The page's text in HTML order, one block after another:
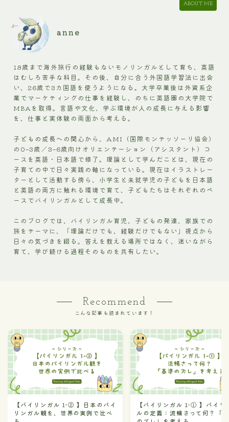
ABOUT ME
anne
18歳まで海外旅行の経験もないモノリンガルとして育ち、英語
はむしろ苦手な科目。その後、自分に合う外国語学習法に出会
い、26歳で3カ国語を使うようになる。大学卒業後は外資系企
業でマーケティングの仕事を経験し、のちに英語圏の大学院で
MBAを取得。言語や文化、学ぶ環境が人の成長に与える影響
を、仕事と実体験の両面から考える。
子どもの成長への関心から、AMI（国際モンテッソーリ協会）
の0–3歳／3–6歳向けオリエンテーション（アシスタント）コ
ースを英語・日本語で修了。理論として学んだことは、現在の
子育ての中で日々実践の軸になっている。現在はイラストレー
ターとして活動する傍ら、小学生と未就学児の子どもを日本語
と英語の両方に触れる環境で育て、子どもたちはそれぞれのペ
ースでバイリンガルとして成長中。
このブログでは、バイリンガル育児、子どもの発達、家族での
旅をテーマに、「理論だけでも、経験だけでもない」視点から
日々の気づきを綴る。答えを教える場所ではなく、迷いながら
育て、学び続ける過程そのものを共有したい。
Recommend
こんな記事も読まれています！
【バイリンガル 1-② 】日本のバイ
リンガル観を、世界の実例で比べ
【バイリンガル 1-① 】バイリ
ルの定義：流暢さって何？「